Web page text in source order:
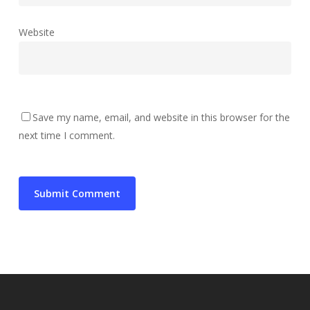
Website
Save my name, email, and website in this browser for the
next time I comment.